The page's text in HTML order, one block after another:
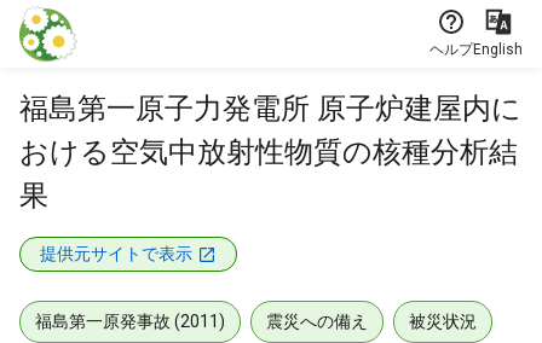
本文に飛ぶ
ヘルプEnglish
福島第一原子力発電所 原子炉建屋内に
おける空気中放射性物質の核種分析結
果
提供元サイトで表示
福島第一原発事故 (2011) 震災への備え 被災状況